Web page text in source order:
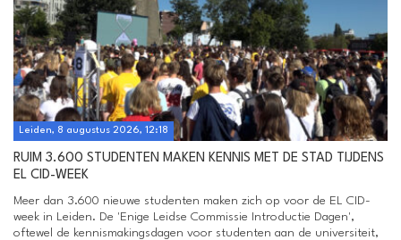
Leiden, 8 augustus 2026, 12:18
RUIM 3.600 STUDENTEN MAKEN KENNIS MET DE STAD TIJDENS
EL CID-WEEK
Meer dan 3.600 nieuwe studenten maken zich op voor de EL CID-
week in Leiden. De 'Enige Leidse Commissie Introductie Dagen',
oftewel de kennismakingsdagen voor studenten aan de universiteit,